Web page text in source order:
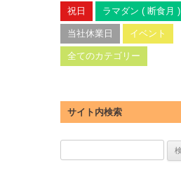
祝日 ラマダン ( 断食月 )
当社休業日 イベント
全てのカテゴリー
サイト内検索